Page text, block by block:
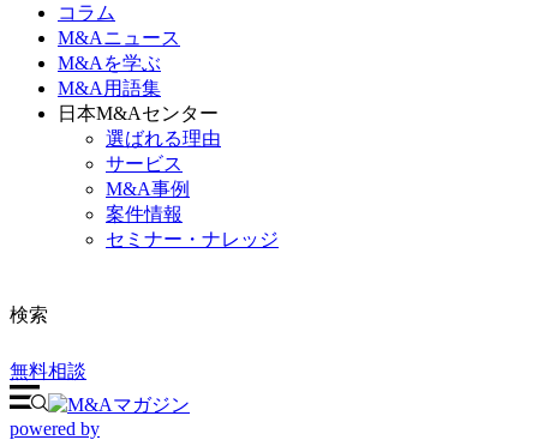
コラム
M&Aニュース
M&Aを学ぶ
M&A用語集
日本M&Aセンター
選ばれる理由
サービス
M&A事例
案件情報
セミナー・ナレッジ
検索
無料相談
powered by